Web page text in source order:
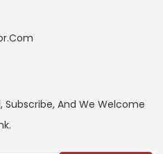
Subscribe, And We Welcome